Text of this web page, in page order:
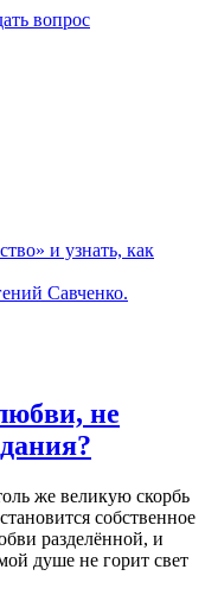
вопрос
и узнать, как
Савченко.
не
же великую скорбь
собственное
разделённой, и
душе не горит свет